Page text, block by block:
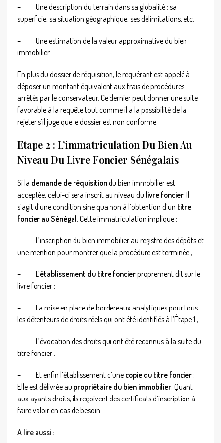
–
Une description du terrain dans sa globalité : sa
superficie, sa situation géographique, ses délimitations, etc.
–
Une estimation de la valeur approximative du bien
immobilier.
En plus du dossier de réquisition, le requérant est appelé à
déposer un montant équivalent aux frais de procédures
arrêtés par le conservateur. Ce dernier peut donner une suite
favorable à la requête tout comme il a la possibilité de la
rejeter s’il juge que le dossier est non conforme.
Etape 2 : L’immatriculation Du Bien Au
Niveau Du Livre Foncier Sénégalais
Si la demande de réquisitiondu bien immobilier est
acceptée, celui-ci sera inscrit au niveau du livre foncier. Il
s’agit d’une condition sine qua non à l’obtention d’un titre
foncier au Sénégal. Cette immatriculation implique :
–
L’inscription du bien immobilier au registre des dépôts et
une mention pour montrer que la procédure est terminée ;
– L’établissement du titre foncierproprement dit sur le
livre foncier ;
–
La mise en place de bordereaux analytiques pour tous
les détenteurs de droits réels qui ont été identifiés à l’Étape 1 ;
–
L’évocation des droits qui ont été reconnus à la suite du
titre foncier ;
– Et enfin l’établissement d’une copie du titre foncier :
Elle est délivrée au propriétaire du bien immobilier. Quant
aux ayants droits, ils reçoivent des certificats d’inscription à
faire valoir en cas de besoin.
A lire aussi :